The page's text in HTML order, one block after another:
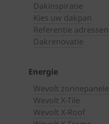
Dakinspiratie
Kies uw dakpan
Referentie adressen
Dakrenovatie
Energie
Wevolt
Wevolt X-Tile
Wevolt X-Roof